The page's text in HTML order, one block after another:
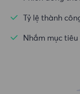
Tỷ lệ thành
Nhắm mục